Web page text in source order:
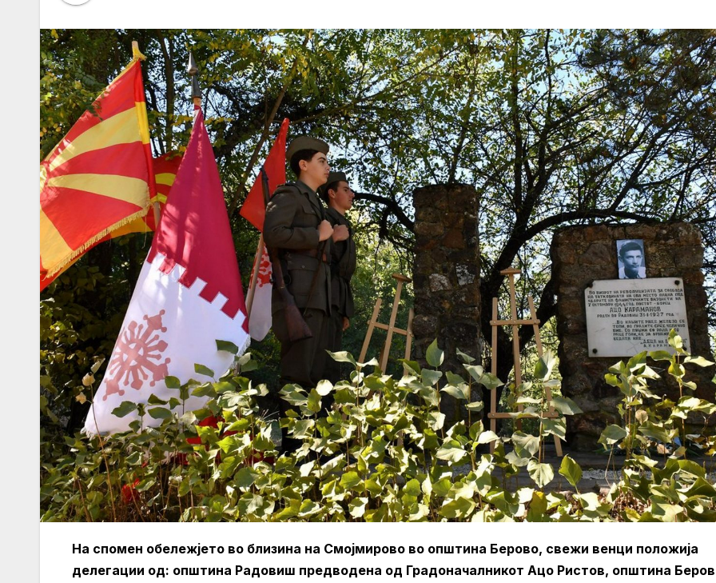
На спомен обележјето во близина на Смојмирово во општина Берово, свежи венци положија
делегации од: општина Радовиш предводена од Градоначалникот Ацо Ристов, општина